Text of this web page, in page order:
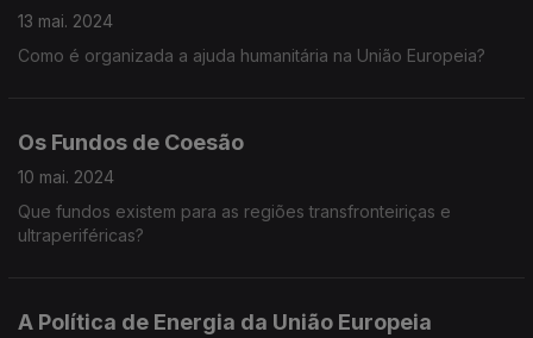
13 mai. 2024
Como é organizada a ajuda humanitária na União Europeia?
Os Fundos de Coesão
10 mai. 2024
Que fundos existem para as regiões transfronteiriças e
ultraperiféricas?
A Política de Energia da União Europeia